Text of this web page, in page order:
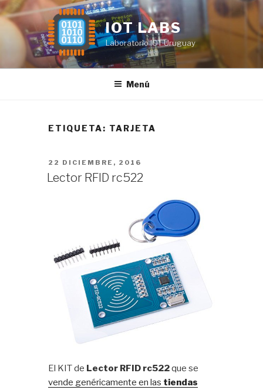
Saltar
al
contenido
IOT LABS
Laboratorio IOT Uruguay
Menú
ETIQUETA: TARJETA
PUBLICADO
EL
22 DICIEMBRE, 2016
Lector RFID rc522
El KIT de Lector RFID rc522que se
vende genéricamente en las tiendas